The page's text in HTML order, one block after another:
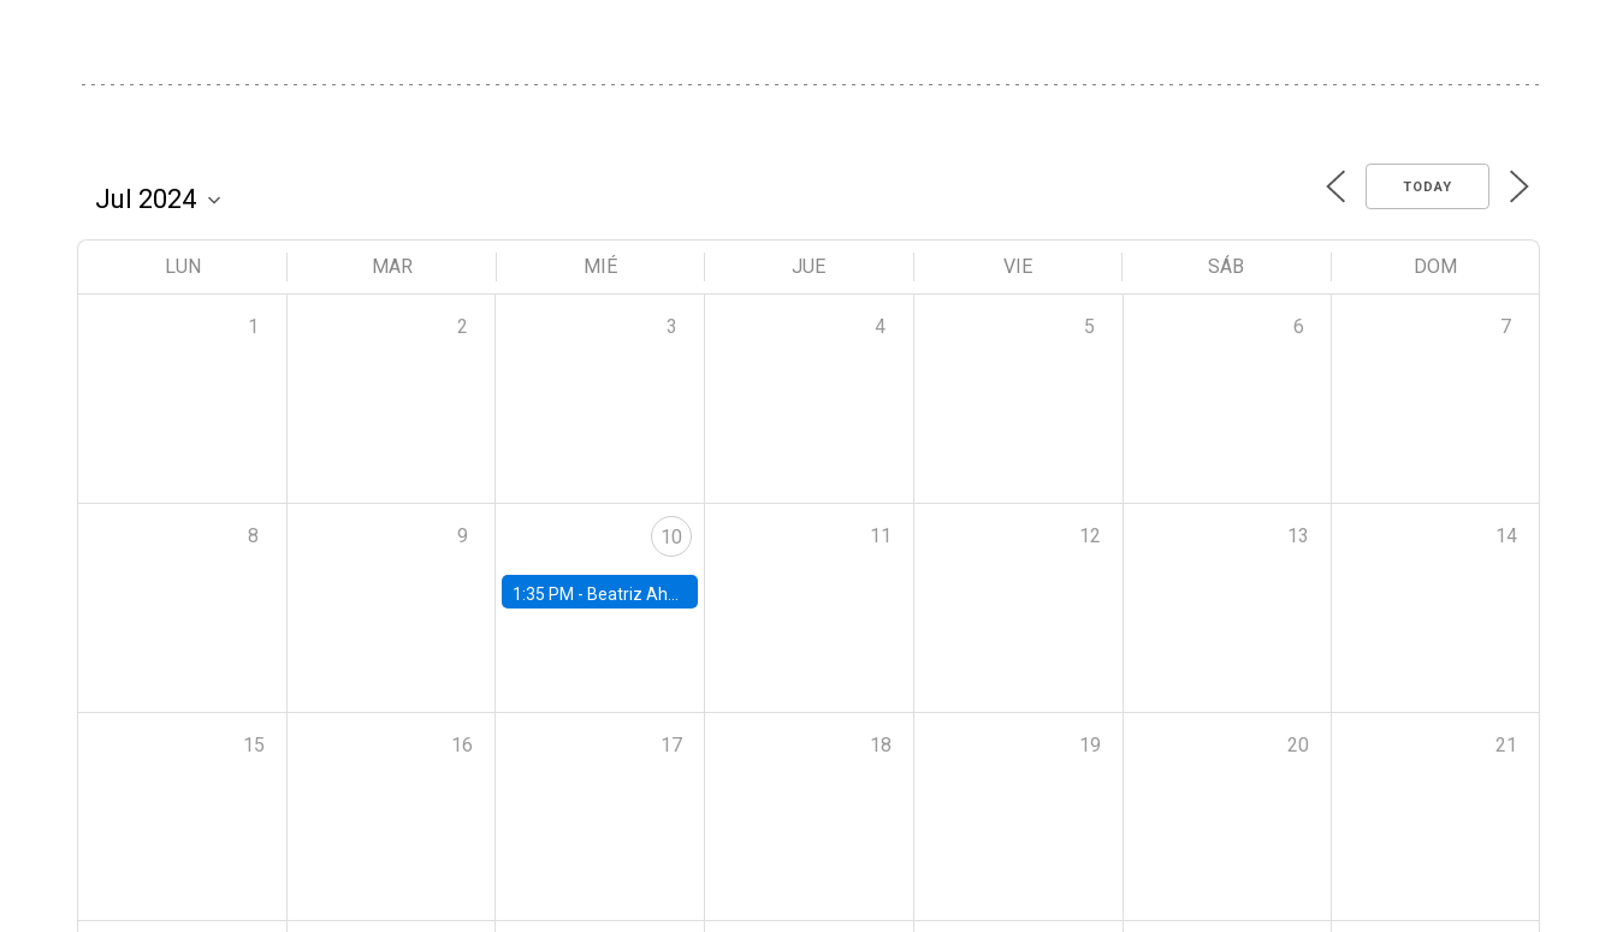
TODAY
LUN MAR MIÉ JUE VIE SÁB DOM
1 2 3 4 5 6 7
8 9 10
1:35 PM - Beatriz Ahumada, PhD candidate, Universidad de Pittsburgh
11 12 13 14
15 16 17 18 19 20 21